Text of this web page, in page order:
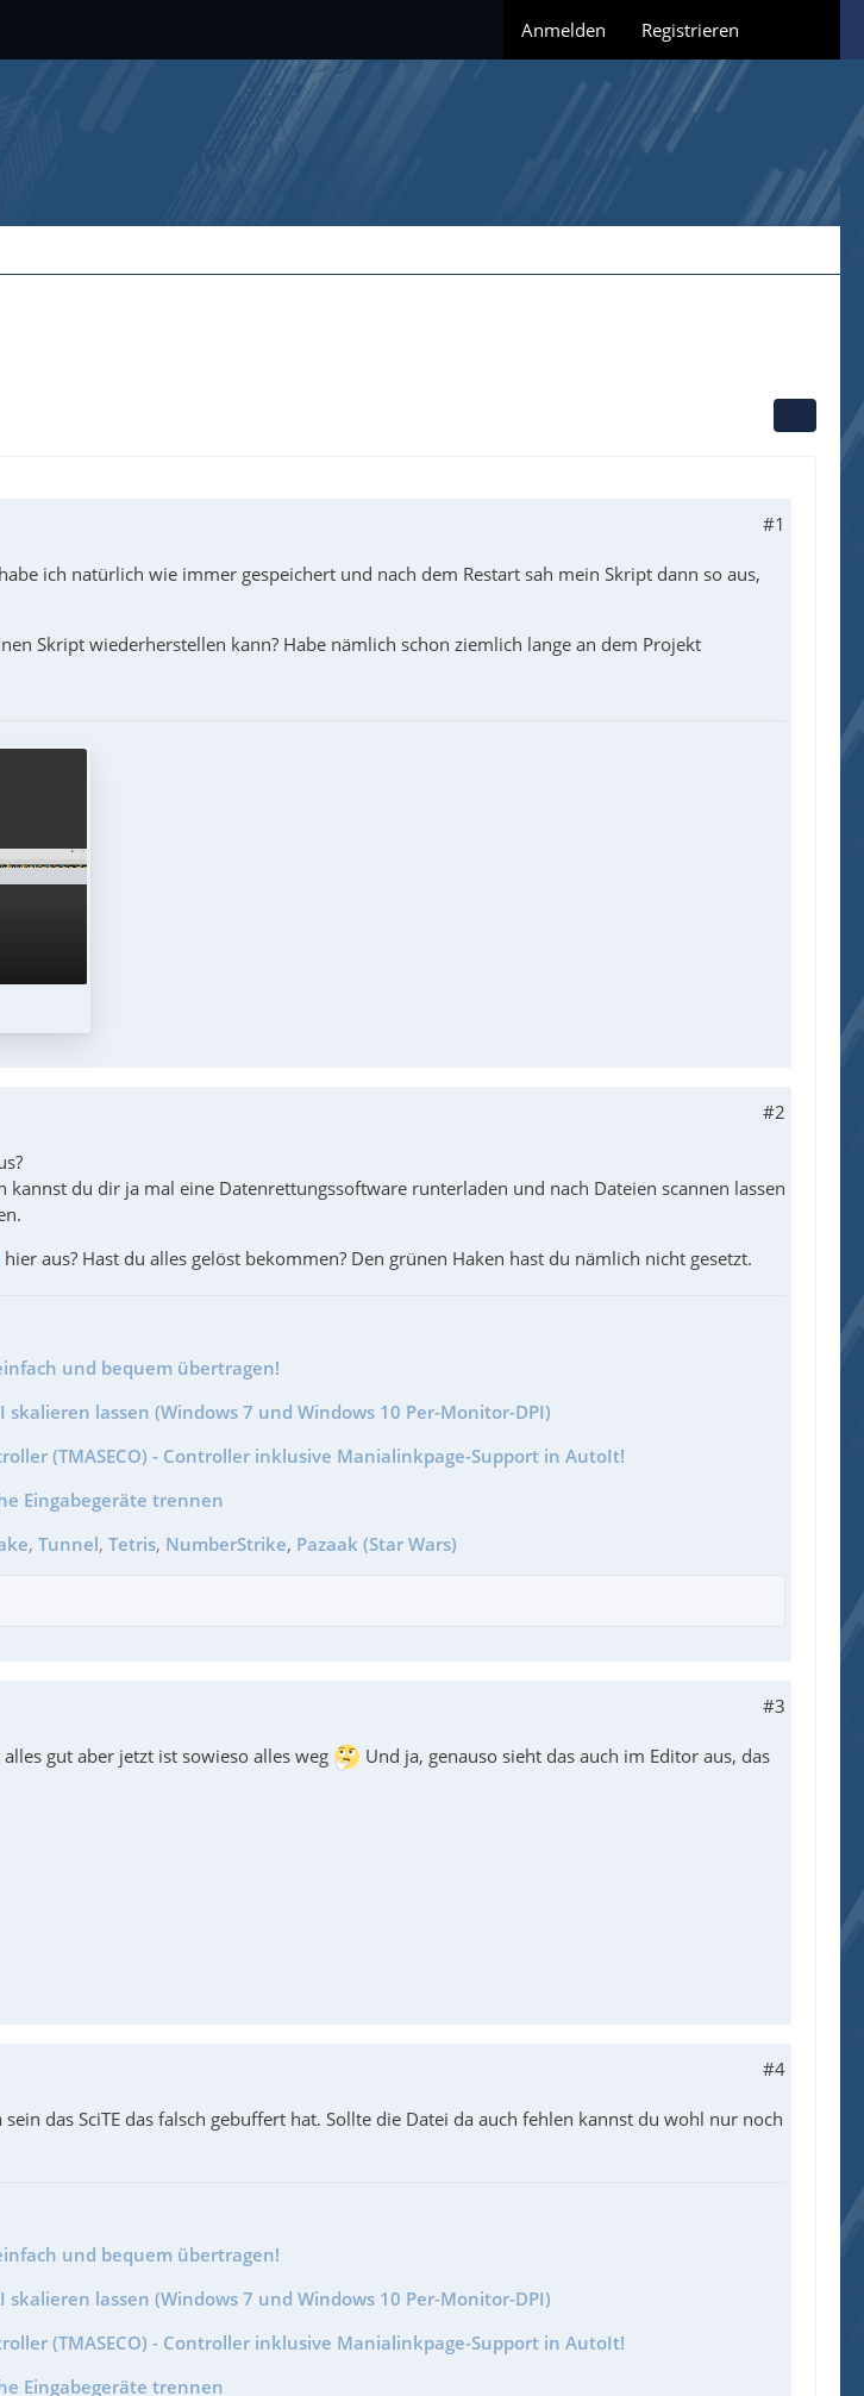
Anmelden Registrieren
#1
ich natürlich wie immer gespeichert und nach dem Restart sah mein Skript dann so aus,
Skript wiederherstellen kann? Habe nämlich schon ziemlich lange an dem Projekt
#2
kannst du dir ja mal eine Datenrettungssoftware runterladen und nach Dateien scannen lassen
hier aus? Hast du alles gelöst bekommen? Den grünen Haken hast du nämlich nicht gesetzt.
und bequem übertragen!
skalieren lassen (Windows 7 und Windows 10 Per-Monitor-DPI)
(TMASECO) - Controller inklusive Manialinkpage-Support in AutoIt!
Eingabegeräte trennen
, Tunnel, Tetris, NumberStrike, Pazaak (Star Wars)
#3
gut aber jetzt ist sowieso alles weg
Und ja, genauso sieht das auch im Editor aus, das
#4
das SciTE das falsch gebuffert hat. Sollte die Datei da auch fehlen kannst du wohl nur noch
und bequem übertragen!
skalieren lassen (Windows 7 und Windows 10 Per-Monitor-DPI)
(TMASECO) - Controller inklusive Manialinkpage-Support in AutoIt!
Eingabegeräte trennen